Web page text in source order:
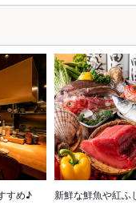
すめ♪ 新鮮な鮮魚や紅ふ